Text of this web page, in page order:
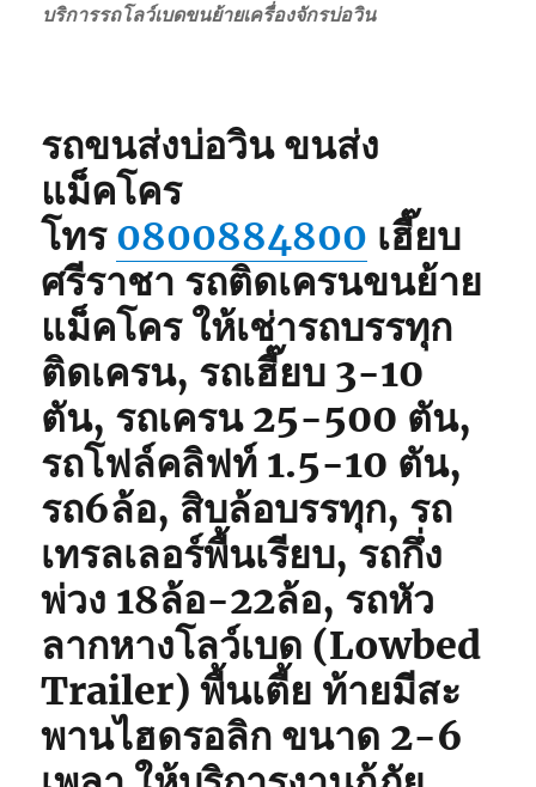
บริการรถโลว์เบดขนย้ายเครื่องจักรบ่อวิน
รถขนส่งบ่อวินขนส่ง
แม็คโคร
โทร 0800884800 เฮี๊ยบ
ศรีราชา รถติดเครนขนย้าย
แม็คโคร ให้เช่ารถบรรทุก
ติดเครน, รถเฮี๊ยบ 3-10
ตัน, รถเครน 25-500 ตัน,
รถโฟล์คลิฟท์ 1.5-10 ตัน,
รถ6ล้อ, สิบล้อบรรทุก, รถ
เทรลเลอร์พื้นเรียบ, รถกึ่ง
พ่วง 18ล้อ-22ล้อ, รถหัว
ลากหางโลว์เบด (Lowbed
Trailer) พื้นเตี้ย ท้ายมีสะ
พานไฮดรอลิก ขนาด 2-6